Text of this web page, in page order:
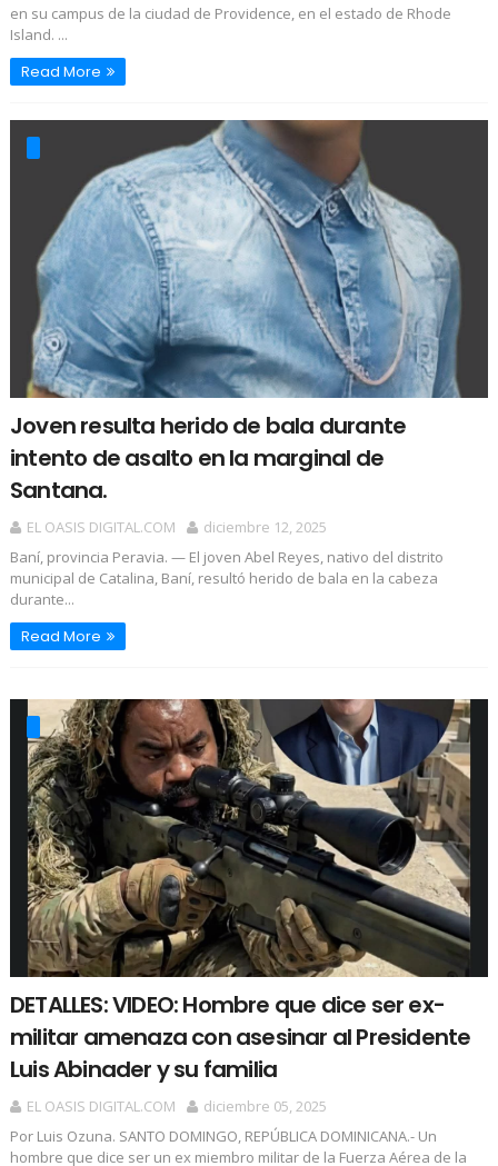
en su campus de la ciudad de Providence, en el estado de Rhode
Island. ...
Read More
Joven resulta herido de bala durante
intento de asalto en la marginal de
Santana.
EL OASIS DIGITAL.COM
diciembre 12, 2025
Baní, provincia Peravia. — El joven Abel Reyes, nativo del distrito
municipal de Catalina, Baní, resultó herido de bala en la cabeza
durante...
Read More
DETALLES: VIDEO: Hombre que dice ser ex-
militar amenaza con asesinar al Presidente
Luis Abinader y su familia
EL OASIS DIGITAL.COM
diciembre 05, 2025
Por Luis Ozuna. SANTO DOMINGO, REPÚBLICA DOMINICANA.- Un
hombre que dice ser un ex miembro militar de la Fuerza Aérea de la